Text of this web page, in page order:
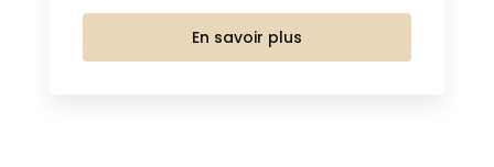
En savoir plus